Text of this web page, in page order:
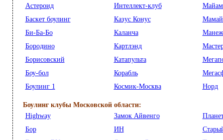
Астероид
Интеллект-клуб
Баскет боулинг
Казус Конус
Би-Ба-Бо
Каланча
Бородино
Картлэнд
Борисовский
Катапульта
Боу-бол
Корабль
Боулинг 1
Космик-Москва Норд
Боулинг клубы Московской области:
Highway
Замок Айвенго
Бор
ИН